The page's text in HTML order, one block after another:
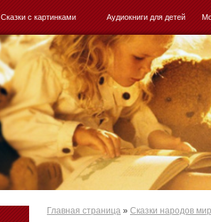
Сказки с картинками Аудиокниги для детей
Главная страница » Сказки народов